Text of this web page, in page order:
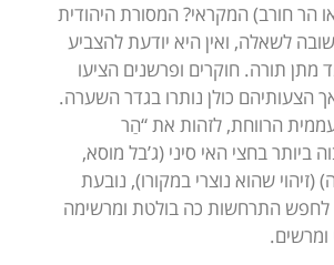
הר חורב) המקראי? המסורת היהודית
לשאלה, ואין היא יודעת להצביע
תורה. חוקרים ופרשנים הציעו
הצעותיהם כולן נותרו בגדר השערה.
הרווחת, לזהות את “הַר
ביותר בחצי האי סיני (ג’בל מוסא,
(זיהוי שהוא נוצרי במקורו), נובעת
לחפש התרחשות כה בולטת ומרשימה